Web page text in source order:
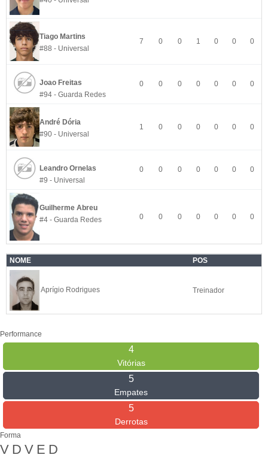
Tiago Martins
#88 - Universal
7 0 0 1 0 0 0
Joao Freitas
#94 - Guarda Redes
0 0 0 0 0 0 0
André Dória
#90 - Universal
1 0 0 0 0 0 0
Leandro Ornelas
#9 - Universal
0 0 0 0 0 0 0
Guilherme Abreu
#4 - Guarda Redes
0 0 0 0 0 0 0
NOME POS
Aprígio Rodrigues Treinador
Performance
4
Vitórias
5
Empates
5
Derrotas
Forma
V D V E D